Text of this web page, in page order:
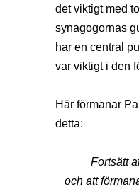
det viktigt med
synagogornas
har en central
var viktigt i den
Här förmanar
detta:
Fortsätt
och att